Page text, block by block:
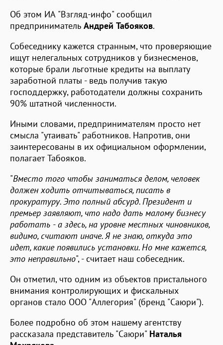
Об этом ИА "Взгляд-инфо" сообщил
предприниматель Андрей Табояков.
Собеседнику кажется странным, что проверяющие
ищут нелегальных сотрудников у бизнесменов,
которые брали льготные кредиты на выплату
заработной платы - ведь получив такую
господдержку, работодатели должны сохранить
90% штатной численности.
Иными словами, предпринимателям просто нет
смысла "утаивать" работников. Напротив, они
заинтересованы в их официальном оформлении,
полагает Табояков.
"Вместо того чтобы заниматься делом, человек
должен ходить отчитываться, писать в
прокуратуру. Это полный абсурд. Президент и
премьер заявляют, что надо дать малому бизнесу
работать - а здесь, на уровне местных чиновников,
видимо, считают иначе. Я не знаю, откуда это
идет, какие появились установки. Но мне кажется,
это неправильно", - считает наш собеседник.
Он отметил, что одним из объектов пристального
внимания контролирующих и фискальных
органов стало ООО "Аллегория" (бренд "Саюри").
Более подробно об этом нашему агентству
рассказала представитель "Саюри" Наталья